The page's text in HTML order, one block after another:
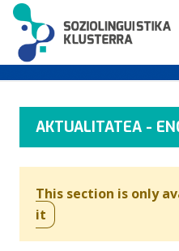
AKTUALITATEA -
This section is only
it